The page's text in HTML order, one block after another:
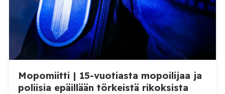
Mopomiitti | 15-vuotiasta mopoilijaa ja
poliisia epäillään törkeistä rikoksista